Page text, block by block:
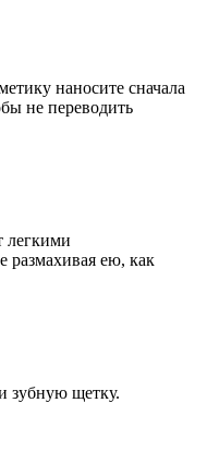
наносите сначала
не переводить
легкими
ею, как
зубную щетку.